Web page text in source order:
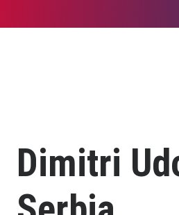
Dimitri